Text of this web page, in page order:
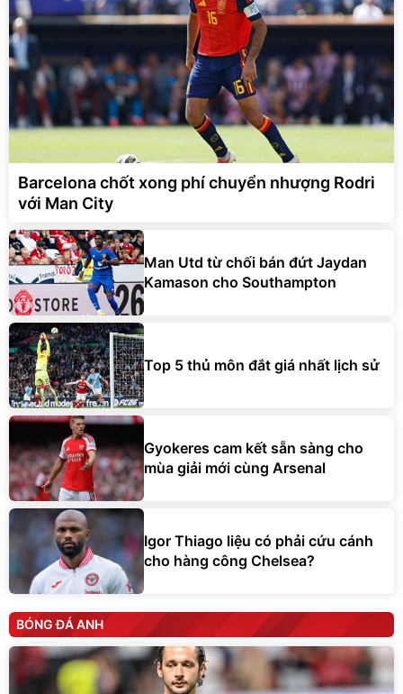
Barcelona chốt xong phí chuyển nhượng Rodri
với Man City
Man Utd từ chối bán đứt Jaydan
Kamason cho Southampton
Top 5 thủ môn đắt giá nhất lịch sử
Gyokeres cam kết sẵn sàng cho
mùa giải mới cùng Arsenal
Igor Thiago liệu có phải cứu cánh
cho hàng công Chelsea?
BÓNG ĐÁ ANH